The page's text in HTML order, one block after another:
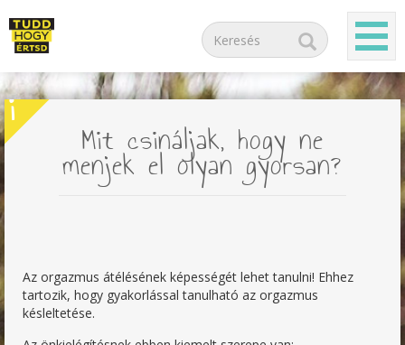
i
Mit csináljak, hogy ne
menjek el olyan gyorsan?
Az orgazmus átélésének képességét lehet tanulni! Ehhez
tartozik, hogy gyakorlással tanulható az orgazmus
késleltetése.